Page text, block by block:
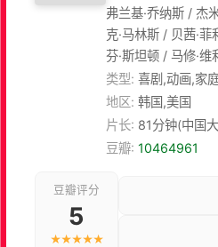
弗兰基·乔纳斯 / 杰
克·马林斯 / 贝茜·
芬·斯坦顿 / 马修·维
类型: 喜剧,动画,家
地区: 韩国,美国
片长: 81分钟(中国
豆瓣: 10464961
豆瓣评分
5
★★★★★